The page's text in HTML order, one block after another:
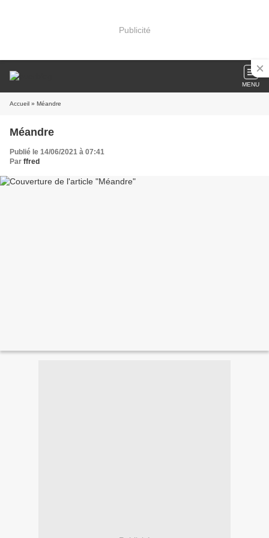
Publicité
MENU
Accueil » Méandre
Méandre
Publié le 14/06/2021 à 07:41
Par ffred